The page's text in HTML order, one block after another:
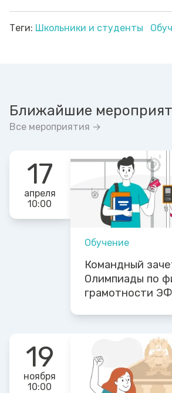
Теги: Школьники и студенты
Ближайшие
Все мероприятия →
17
апреля
10:00
Обучение
Командный
Олимпиады по
грамотности
19
ноября
10:00